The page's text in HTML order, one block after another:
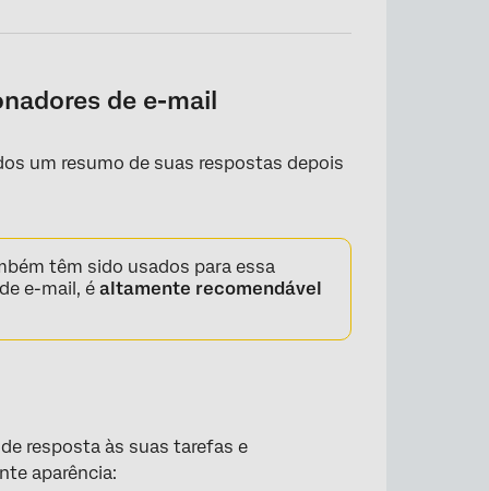
de e-mail
um resumo de suas respostas depois
têm sido usados para essa
e-mail, éaltamente recomendável
resposta às suas tarefas e
aparência: